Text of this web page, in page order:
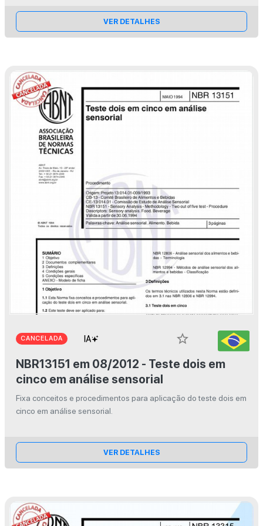
VER DETALHES
CANCELADA
star_border
NBR13151 em 08/2012 - Teste dois em
cinco em análise sensorial
Fixa conceitos e procedimentos para aplicação do teste dois em
cinco em análise sensorial.
VER DETALHES